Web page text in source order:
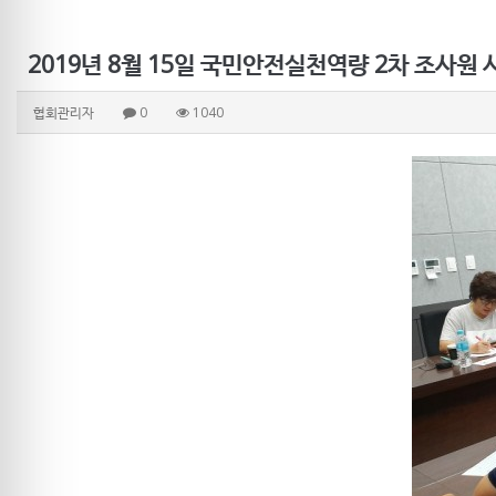
2019년 8월 15일 국민안전실천역량 2차 조사원
협회관리자 0 1040